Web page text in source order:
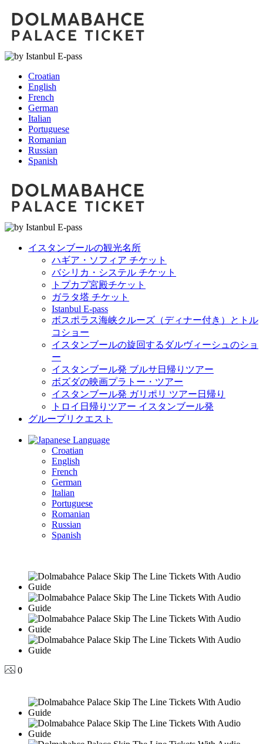
Croatian
English
French
German
Italian
Portuguese
Romanian
Russian
Spanish
イスタンブールの観光名所
ハギア・ソフィア チケット
バシリカ・システル チケット
トプカプ宮殿チケット
ガラタ塔 チケット
Istanbul E-pass
ボスポラス海峡クルーズ（ディナー付き）とトル
コショー
イスタンブールの旋回するダルヴィーシュのショ
ー
イスタンブール発 ブルサ日帰りツアー
ボズダの映画プラトー・ツアー
イスタンブール発 ガリポリ ツアー日帰り
トロイ日帰りツアー イスタンブール発
グループリクエスト
Language
Croatian
English
French
German
Italian
Portuguese
Romanian
Russian
Spanish
0